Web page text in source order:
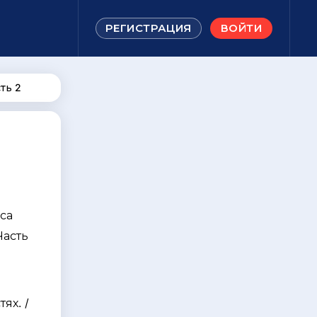
РЕГИСТРАЦИЯ ВОЙТИ
2
/